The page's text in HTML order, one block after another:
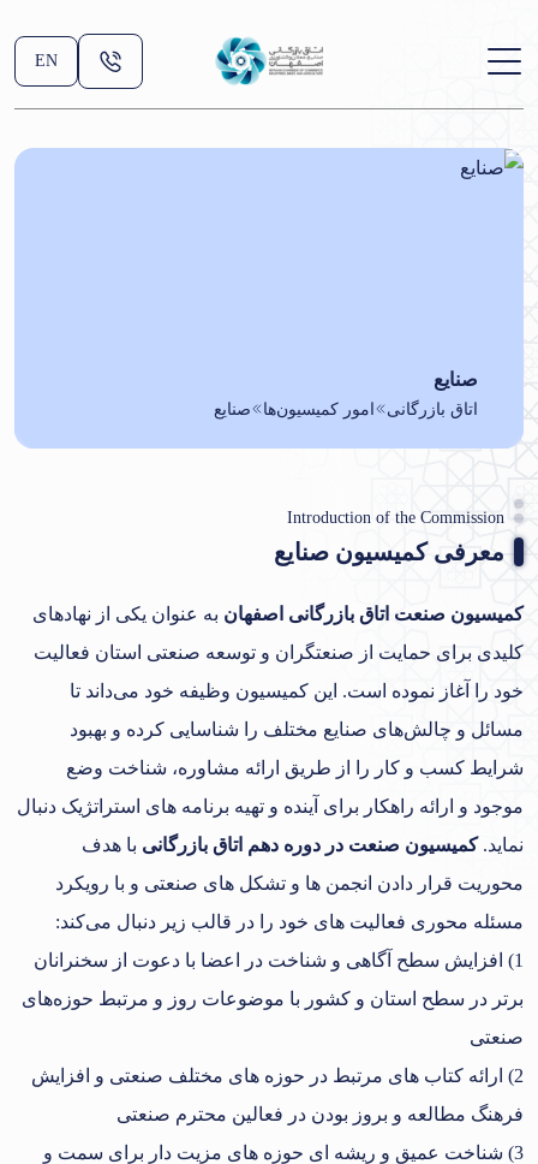
EN
صنایع
اتاق بازرگانی امور کمیسیون‌ها صنایع
Introduction of the Commission
معرفی کمیسیون صنایع
کمیسیون صنعت اتاق بازرگانی اصفهان به عنوان یکی از نهادهای
کلیدی برای حمایت از صنعتگران و توسعه صنعتی استان فعالیت
خود را آغاز نموده است. این کمیسیون وظیفه خود می‌داند تا
مسائل و چالش‌های صنایع مختلف را شناسایی کرده و بهبود
شرایط کسب و کار را از طریق ارائه مشاوره، شناخت وضع
موجود و ارائه راهکار برای آینده و تهیه برنامه های استراتژیک دنبال
نماید.کمیسیون صنعت در دوره دهم اتاق بازرگانی با هدف
محوریت قرار دادن انجمن ها و تشکل های صنعتی و با رویکرد
مسئله محوری فعالیت های خود را در قالب زیر دنبال می‌کند:
1) افزایش سطح آگاهی و شناخت در اعضا با دعوت از سخنرانان
برتر در سطح استان و کشور با موضوعات روز و مرتبط حوزه‌های
صنعتی
2) ارائه کتاب های مرتبط در حوزه های مختلف صنعتی و افزایش
فرهنگ مطالعه و بروز بودن در فعالین محترم صنعتی
3) شناخت عمیق و ریشه ای حوزه های مزیت دار برای سمت و